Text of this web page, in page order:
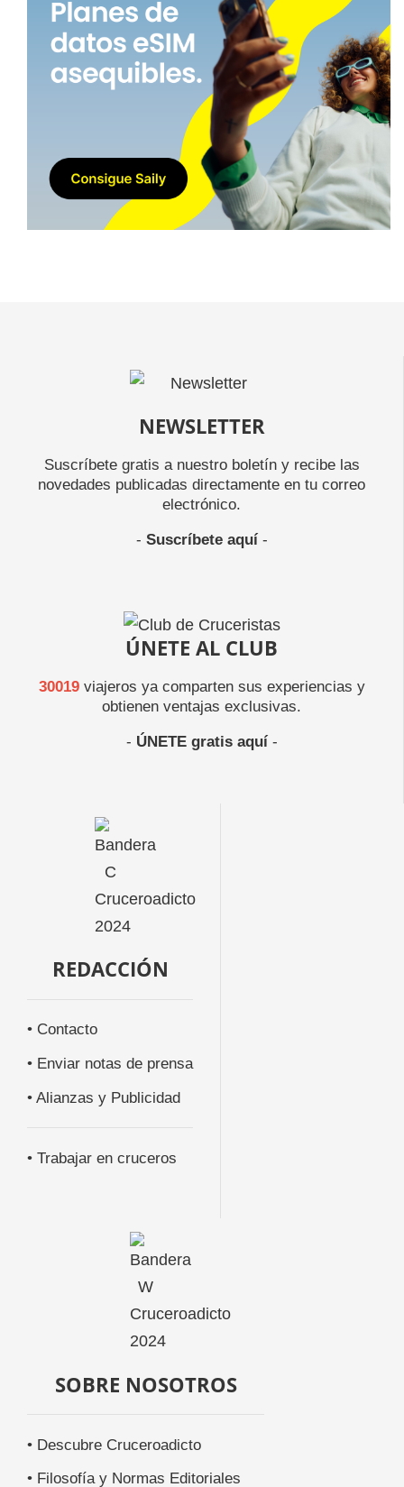
NEWSLETTER
Suscríbete gratis a nuestro boletín y recibe las
novedades publicadas directamente en tu correo
electrónico.
- Suscríbete aquí-
ÚNETE AL CLUB
30019viajeros ya comparten sus experiencias y
obtienen ventajas exclusivas.
- ÚNETE gratis aquí-
REDACCIÓN
• Contacto
• Enviar notas de prensa
• Alianzas y Publicidad
• Trabajar en cruceros
SOBRE NOSOTROS
• Descubre Cruceroadicto
• Filosofía y Normas Editoriales